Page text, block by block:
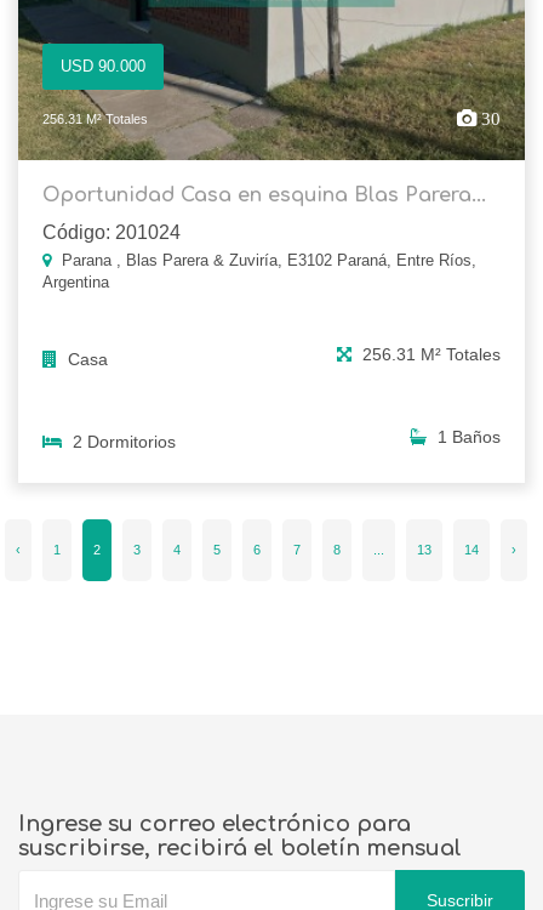
USD 90.000
256.31 M² Totales 30
Oportunidad Casa en esquina Blas Parera...
Código: 201024
Parana , Blas Parera & Zuviría, E3102 Paraná, Entre Ríos,
Argentina
Casa 256.31 M² Totales
2 Dormitorios 1 Baños
‹ 1 2 3 4 5 6 7 8 ... 13 14 ›
Ingrese su correo electrónico para
suscribirse, recibirá el boletín mensual
Suscribir